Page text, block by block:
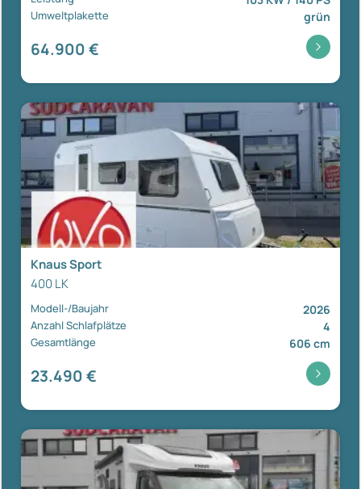
Umweltplakette grün
64.900 €
Knaus Sport
400 LK
Modell-/Baujahr 2026
Anzahl Schlafplätze 4
Gesamtlänge 606 cm
23.490 €